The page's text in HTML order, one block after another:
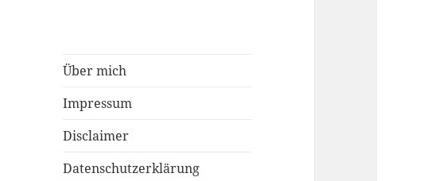
Über mich
Impressum
Disclaimer
Datenschutzerklärung